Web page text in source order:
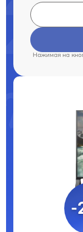
Нажимая на
-